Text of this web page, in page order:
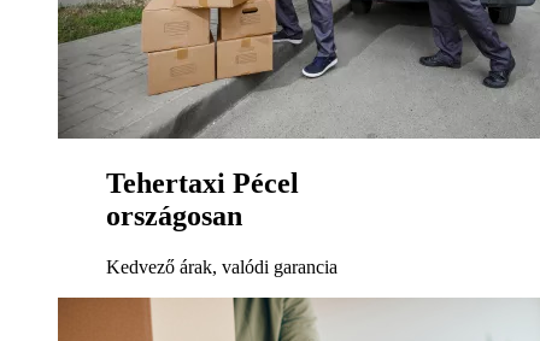
Tehertaxi Pécel
országosan
Kedvező árak, valódi garancia